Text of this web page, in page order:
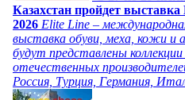
Казахстан пройдет
2026 Elite Line –
выставка обуви, меха, кожи и
будут представлены
отечественных
Россия, Турция, Германия,